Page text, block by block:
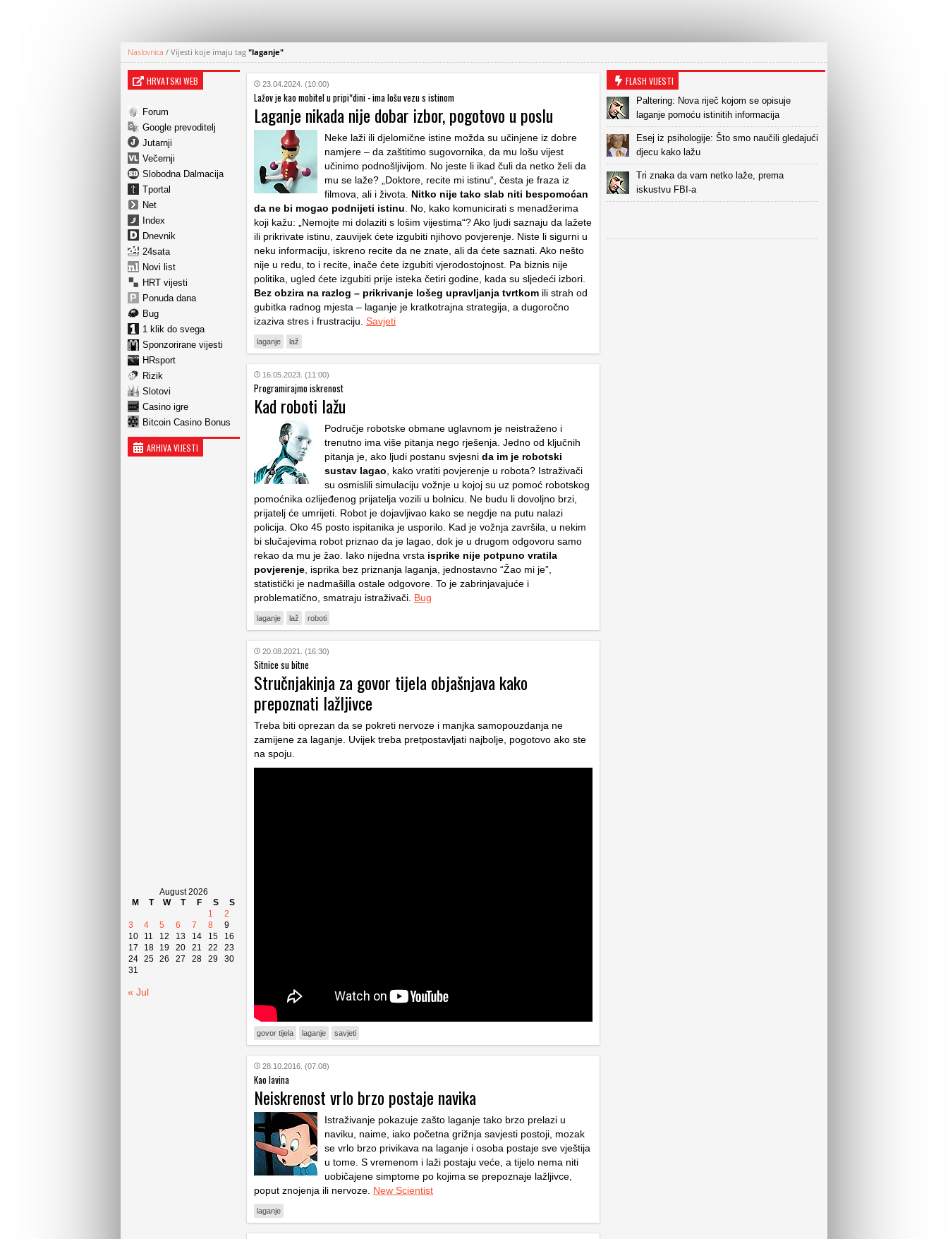
Naslovnica / Vijesti koje imaju tag "laganje"
HRVATSKI WEB
Forum
Google prevoditelj
Jutarnji
Večernji
Slobodna Dalmacija
Tportal
Net
Index
Dnevnik
24sata
Novi list
HRT vijesti
Ponuda dana
Bug
1 klik do svega
Sponzorirane vijesti
HRsport
Rizik
Slotovi
Casino igre
Bitcoin Casino Bonus
ARHIVA VIJESTI
August 2026
M
T W T F S
S
1
2
3
4 5 6 7 8
9
10
11 12 13 14 15
16
17
18 19 20 21 22
23
24 25 26 27 28 29
30
31
« Jul
23.04.2024. (10:00)
Lažov je kao mobitel u pripi*dini - ima lošu vezu s istinom
Laganje nikada nije dobar izbor, pogotovo u poslu
Neke laži ili djelomične istine možda su učinjene iz dobre
namjere – da zaštitimo sugovornika, da mu lošu vijest
učinimo podnošljivijom. No jeste li ikad čuli da netko želi da
mu se laže? „Doktore, recite mi istinu“, česta je fraza iz
filmova, ali i života. Nitko nije tako slab niti bespomoćan
da ne bi mogao podnijeti istinu . No, kako komunicirati s menadžerima
koji kažu: „Nemojte mi dolaziti s lošim vijestima“? Ako ljudi saznaju da lažete
ili prikrivate istinu, zauvijek ćete izgubiti njihovo povjerenje. Niste li sigurni u
neku informaciju, iskreno recite da ne znate, ali da ćete saznati. Ako nešto
nije u redu, to i recite, inače ćete izgubiti vjerodostojnost. Pa biznis nije
politika, ugled ćete izgubiti prije isteka četiri godine, kada su sljedeći izbori.
Bez obzira na razlog – prikrivanje lošeg upravljanja tvrtkom ili strah od
gubitka radnog mjesta – laganje je kratkotrajna strategija, a dugoročno
izaziva stres i frustraciju. Savjeti
laganje laž
16.05.2023. (11:00)
Programirajmo iskrenost
Kad roboti lažu
Područje robotske obmane uglavnom je neistraženo i
trenutno ima više pitanja nego rješenja. Jedno od ključnih
pitanja je, ako ljudi postanu svjesni da im je robotski
sustav lagao , kako vratiti povjerenje u robota? Istraživači
su osmislili simulaciju vožnje u kojoj su uz pomoć robotskog
pomoćnika ozlijeđenog prijatelja vozili u bolnicu. Ne budu li dovoljno brzi,
prijatelj će umrijeti. Robot je dojavljivao kako se negdje na putu nalazi
policija. Oko 45 posto ispitanika je usporilo. Kad je vožnja završila, u nekim
bi slučajevima robot priznao da je lagao, dok je u drugom odgovoru samo
rekao da mu je žao. Iako nijedna vrsta isprike nije potpuno vratila
povjerenje , isprika bez priznanja laganja, jednostavno “Žao mi je”,
statistički je nadmašilla ostale odgovore. To je zabrinjavajuće i
problematično, smatraju istraživači. Bug
laganje laž roboti
20.08.2021. (16:30)
Sitnice su bitne
Stručnjakinja za govor tijela objašnjava kako
prepoznati lažljivce
Treba biti oprezan da se pokreti nervoze i manjka samopouzdanja ne
zamijene za laganje. Uvijek treba pretpostavljati najbolje, pogotovo ako ste
na spoju.
govor tijela laganje savjeti
28.10.2016. (07:08)
Kao lavina
Neiskrenost vrlo brzo postaje navika
Istraživanje pokazuje zašto laganje tako brzo prelazi u
naviku, naime, iako početna grižnja savjesti postoji, mozak
se vrlo brzo privikava na laganje i osoba postaje sve vještija
u tome. S vremenom i laži postaju veće, a tijelo nema niti
uobičajene simptome po kojima se prepoznaje lažljivce,
poput znojenja ili nervoze. New Scientist
laganje
FLASH VIJESTI
Paltering: Nova riječ kojom se opisuje
laganje pomoću istinitih informacija
Esej iz psihologije: Što smo naučili gledajući
djecu kako lažu
Tri znaka da vam netko laže, prema
iskustvu FBI-a